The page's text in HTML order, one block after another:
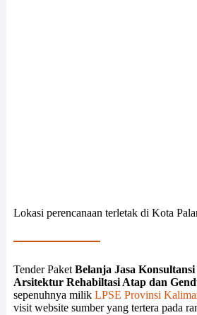
Lokasi perencanaan terletak di Kota
Tender Paket Belanja Jasa Konsultansi
Arsitektur Rehabiltasi Atap dan
sepenuhnya milik LPSE Provinsi
visit website sumber yang tertera pada